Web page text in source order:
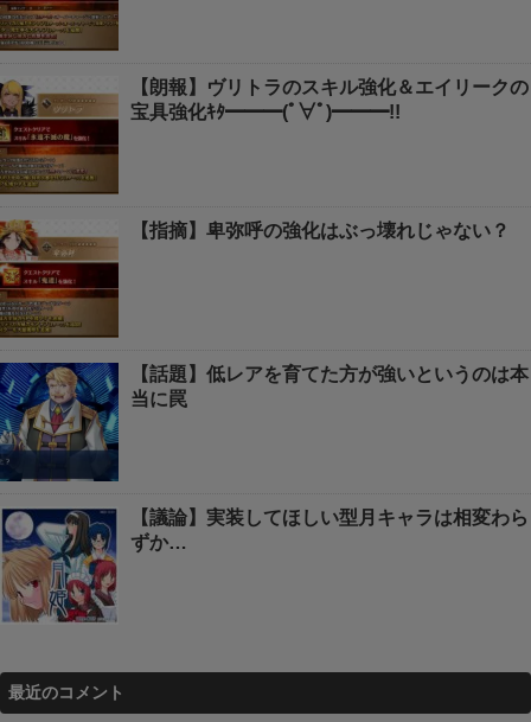
【朗報】ヴリトラのスキル強化＆エイリークの
宝具強化ｷﾀ━━━(ﾟ∀ﾟ)━━━!!
【指摘】卑弥呼の強化はぶっ壊れじゃない？
【話題】低レアを育てた方が強いというのは本
当に罠
【議論】実装してほしい型月キャラは相変わら
ずか…
最近のコメント